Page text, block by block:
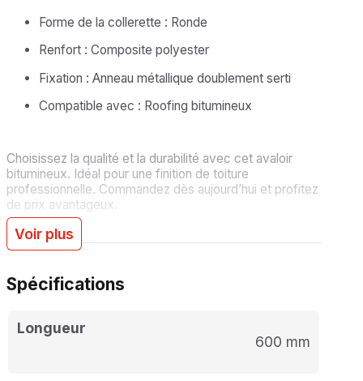
Forme de la collerette : Ronde
Renfort : Composite polyester
Fixation : Anneau métallique doublement serti
Compatible avec : Roofing bitumineux
Choisissez la qualité et la durabilité avec cet avaloir
bitumineux. Idéal pour une finition de toiture
professionnelle. Commandez dès aujourd’hui et profitez
de prix avantageux.
Voir plus
Spécifications
Longueur
600 mm